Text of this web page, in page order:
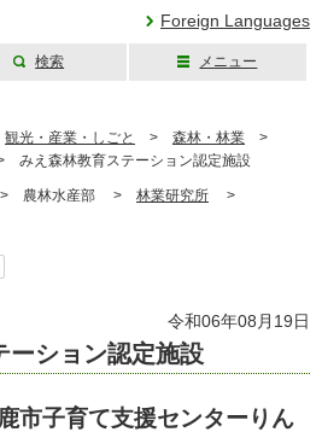
Foreign Languages
検索 メニュー
観光・産業・しごと > 森林・林業 >
みえ森林教育ステーション認定施設
農林水産部 > 林業研究所 >
令和06年08月19日
ーション認定施設
子育て支援センターりん